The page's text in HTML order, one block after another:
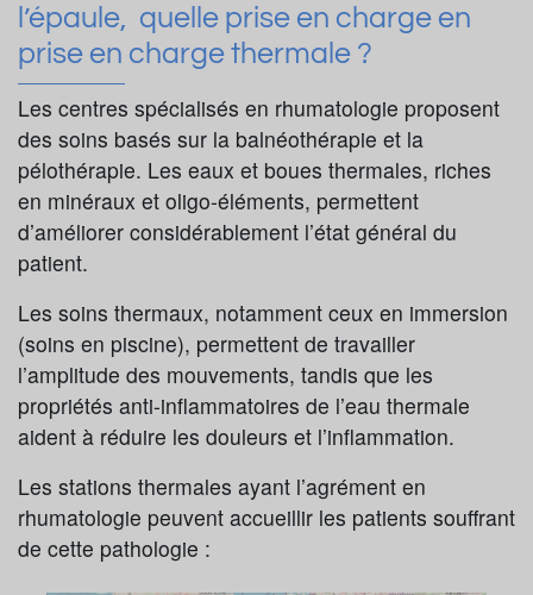
l’épaule, quelle prise en charge en
prise en charge thermale ?
Les centres spécialisés en rhumatologie proposent
des soins basés sur la balnéothérapie et la
pélothérapie. Les eaux et boues thermales, riches
en minéraux et oligo-éléments, permettent
d’améliorer considérablement l’état général du
patient.
Les soins thermaux, notamment ceux en immersion
(soins en piscine), permettent de travailler
l’amplitude des mouvements, tandis que les
propriétés anti-inflammatoires de l’eau thermale
aident à réduire les douleurs et l’inflammation.
Les stations thermales ayant l’agrément en
rhumatologie peuvent accueillir les patients souffrant
de cette pathologie :